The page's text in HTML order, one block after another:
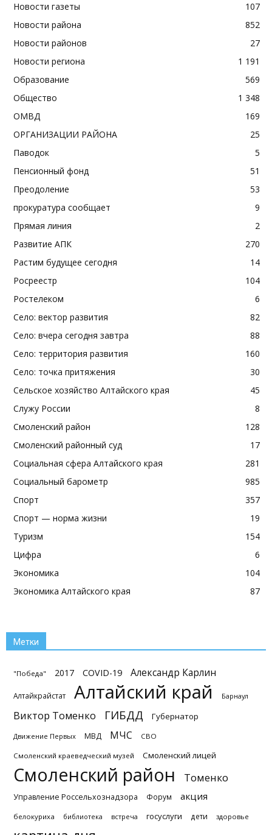
Новости газеты
107
Новости района
852
Новости районов
27
Новости региона
1 191
Образование
569
Общество
1 348
ОМВД
169
ОРГАНИЗАЦИИ РАЙОНА
25
Паводок
5
Пенсионный фонд
51
Преодоление
53
прокуратура сообщает
9
Прямая линия
2
Развитие АПК
270
Растим будущее сегодня
14
Росреестр
104
Ростелеком
6
Село: вектор развития
82
Село: вчера сегодня завтра
88
Село: территория развития
160
Село: точка притяжения
30
Сельское хозяйство Алтайского края
45
Служу России
8
Смоленский район
128
Смоленский районный суд
17
Социальная сфера Алтайского края
281
Социальный барометр
985
Спорт
357
Спорт — норма жизни
19
Туризм
154
Цифра
6
Экономика
104
Экономика Алтайского края
87
Метки
"Победа" 2017 COVID-19 Александр Карлин
Алтайкрайстат Алтайский край Барнаул
Виктор Томенко ГИБДД Губернатор
Движение Первых МВД МЧС СВО
Смоленский краеведческий музей Смоленский лицей
Смоленский район Томенко
Управление Россельхознадзора Форум акция
белокуриха библиотека встреча госуслуги дети здоровье